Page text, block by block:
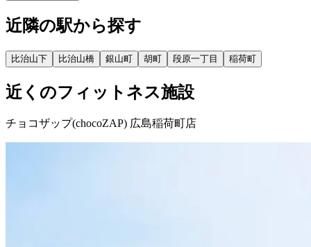
近隣の駅から探す
比治山下 比治山橋 銀山町 胡町 段原一丁目 稲荷町
近くのフィットネス施設
チョコザップ(chocoZAP) 広島稲荷町店